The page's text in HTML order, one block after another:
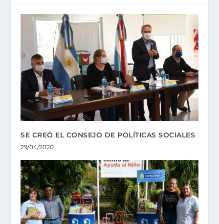
SE CREÓ EL CONSEJO DE POLÍTICAS SOCIALES
29/04/2020